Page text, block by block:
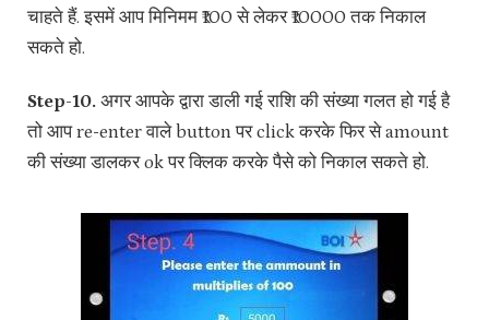
चाहते हैं. इसमें आप मिनिमम ₹100 से लेकर ₹10000 तक निकाल
सकते हो.
Step-10. अगर आपके द्वारा डाली गई राशि की संख्या गलत हो गई है
तो आप re-enter वाले button पर click करके फिर से amount
की संख्या डालकर ok पर क्लिक करके पैसे को निकाल सकते हो.